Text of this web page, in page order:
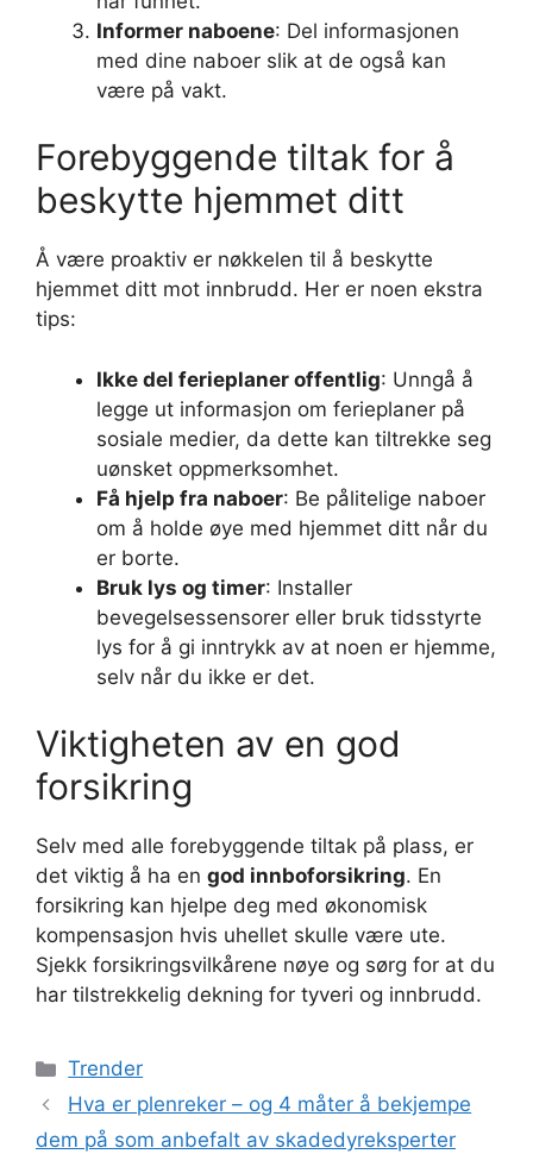
Informer naboene: Del informasjonen
med dine naboer slik at de også kan
være på vakt.
Forebyggende tiltak for å
beskytte hjemmet ditt
Å være proaktiv er nøkkelen til å beskytte
hjemmet ditt mot innbrudd. Her er noen ekstra
tips:
Ikke del ferieplaner offentlig: Unngå å
legge ut informasjon om ferieplaner på
sosiale medier, da dette kan tiltrekke seg
uønsket oppmerksomhet.
Få hjelp fra naboer: Be pålitelige naboer
om å holde øye med hjemmet ditt når du
er borte.
Bruk lys og timer: Installer
bevegelsessensorer eller bruk tidsstyrte
lys for å gi inntrykk av at noen er hjemme,
selv når du ikke er det.
Viktigheten av en god
forsikring
Selv med alle forebyggende tiltak på plass, er
det viktig å ha en god innboforsikring. En
forsikring kan hjelpe deg med økonomisk
kompensasjon hvis uhellet skulle være ute.
Sjekk forsikringsvilkårene nøye og sørg for at du
har tilstrekkelig dekning for tyveri og innbrudd.
Kategorier
Trender
Hva er plenreker – og 4 måter å bekjempe
dem på som anbefalt av skadedyreksperter